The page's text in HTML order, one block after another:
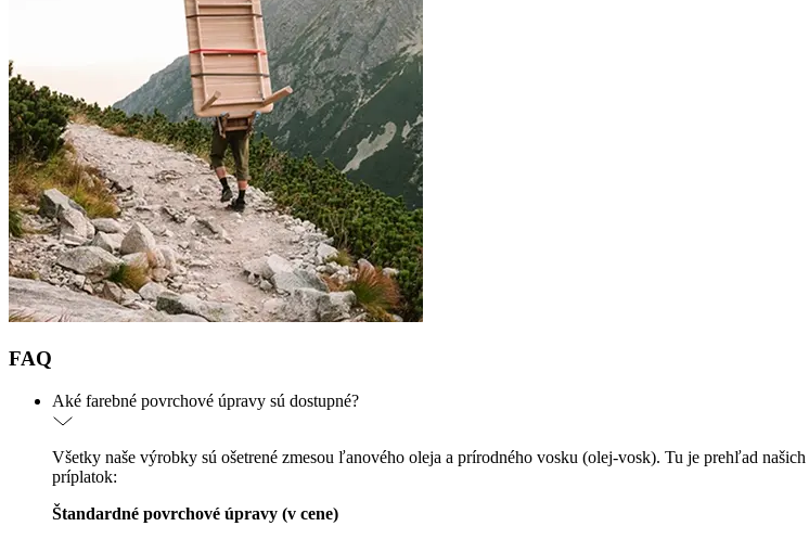
FAQ
Aké farebné povrchové úpravy sú dostupné?
Všetky naše výrobky sú ošetrené zmesou ľanového oleja a prírodného vosku (olej-vosk). Tu je prehľad
príplatok:
Štandardné povrchové úpravy (v cene)